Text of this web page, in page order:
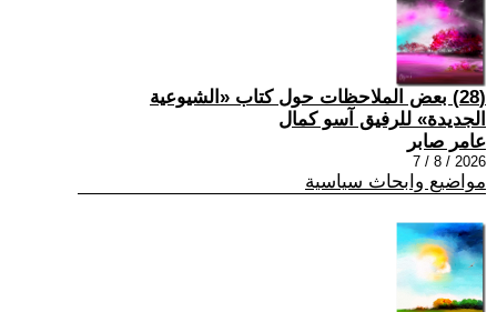
(28) بعض الملاحظات حول كتاب «الشيوعية
الجديدة» للرفيق آسو كمال
عامر صابر
2026 / 8 / 7
مواضيع وابحاث سياسية